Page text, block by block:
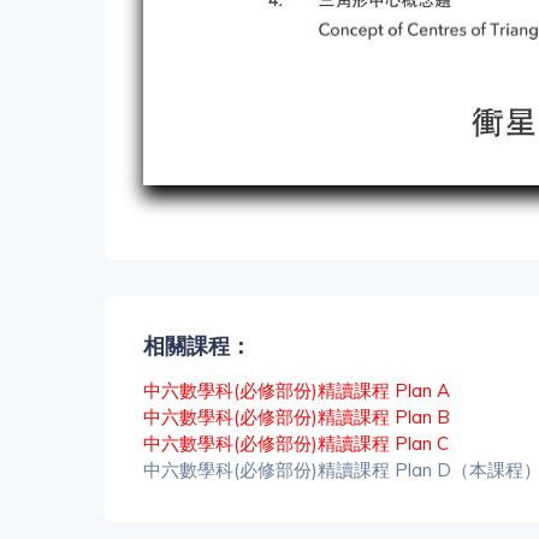
相關課程：
中六數學科(必修部份)精讀課程 Plan A
中六數學科(必修部份)精讀課程 Plan B
中六數學科(必修部份)精讀課程 Plan C
中六數學科(必修部份)精讀課程 Plan D（本課程